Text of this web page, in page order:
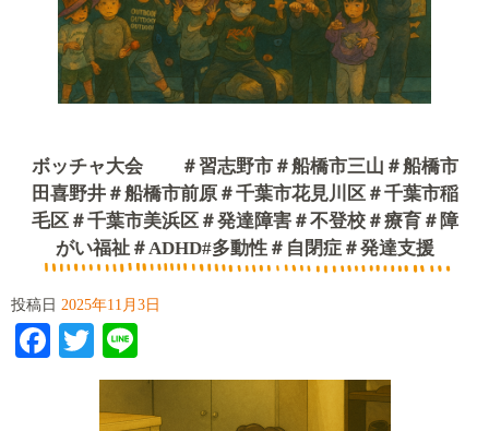
ボッチャ大会 ＃習志野市＃船橋市三山＃船橋市
田喜野井＃船橋市前原＃千葉市花見川区＃千葉市稲
毛区＃千葉市美浜区＃発達障害＃不登校＃療育＃障
がい福祉＃ADHD#多動性＃自閉症＃発達支援
投稿日 2025年11月3日
Facebook
Twitter